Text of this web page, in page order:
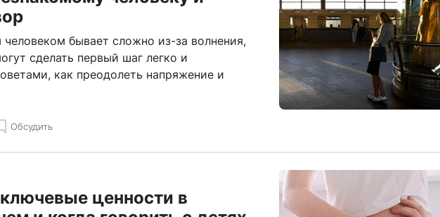
бывает сложно из-за волнения,
сделать первый шаг легко и
как преодолеть напряжение и
Обсудить
ценности в